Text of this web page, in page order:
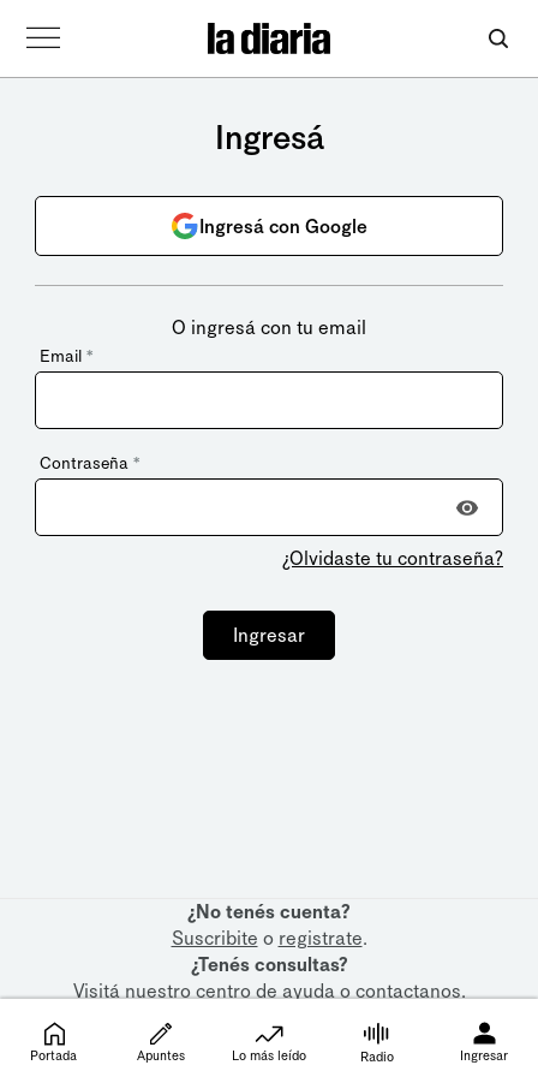
Ingresá
Ingresá con Google
O ingresá con tu email
Email *
Contraseña *
¿Olvidaste tu contraseña?
Ingresar
¿No tenés cuenta?
Suscribite o registrate.
¿Tenés consultas?
Visitá nuestrocentro de ayudaocontactanos.
Portada Apuntes Lo más leído Radio Ingresar